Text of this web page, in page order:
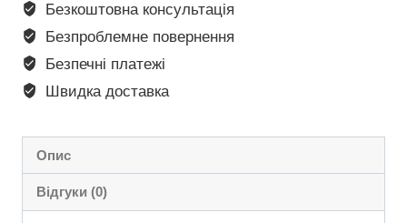
Безкоштовна консультація
Безпроблемне повернення
Безпечні платежі
Швидка доставка
Опис
Відгуки (0)